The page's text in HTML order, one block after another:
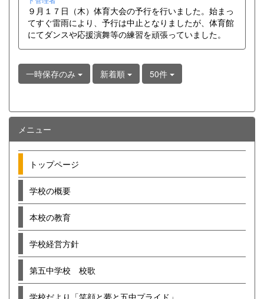
９月１７日（木）体育大会の予行を行いました。始まっ
てすぐ雷雨により、予行は中止となりましたが、体育館
にてダンスや応援演舞等の練習を頑張っていました。
一時保存のみ 新着順 50件
メニュー
トップページ
学校の概要
本校の教育
学校経営方針
第五中学校 校歌
学校だより「笑顔と夢と五中プライド」